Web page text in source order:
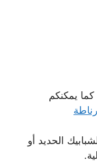
يمكنكم
الحديد أو